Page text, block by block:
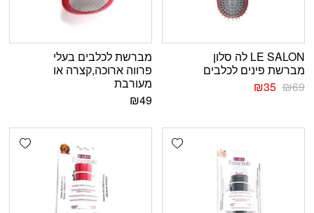
LE SALON לה סלון
מברשת פינים לכלבים
₪69
₪35
מברשת לכלבים בעלי
פרווה ארוכה,קצרה או
מעורבת
₪49
Add wishlist